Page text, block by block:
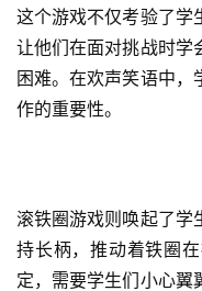
这个游戏不仅考验了学
让他们在面对挑战时学
困难。在欢声笑语中，
作的重要性。
滚铁圈游戏则唤起了学
持长柄，推动着铁圈
定，需要学生们小心翼